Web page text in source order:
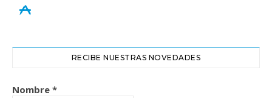
appstore
RECIBE NUESTRAS NOVEDADES
Nombre *